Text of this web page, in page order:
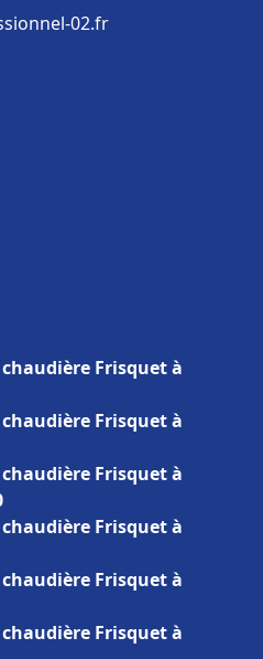
02.fr
Frisquet à
Frisquet à
Frisquet à
Frisquet à
Frisquet à
Frisquet à